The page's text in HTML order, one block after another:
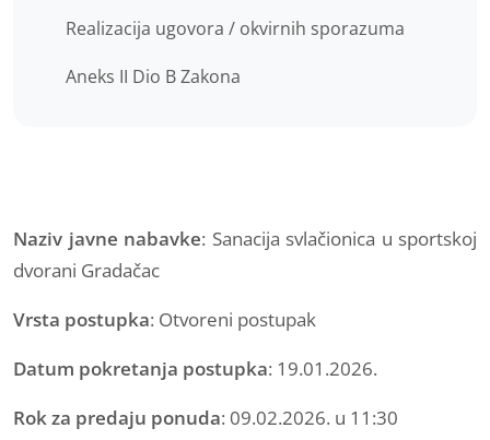
Realizacija ugovora / okvirnih sporazuma
Aneks II Dio B Zakona
Naziv javne nabavke: Sanacija svlačionica u sportskoj
dvorani Gradačac
Vrsta postupka: Otvoreni postupak
Datum pokretanja postupka: 19.01.2026.
Rok za predaju ponuda: 09.02.2026. u 11:30